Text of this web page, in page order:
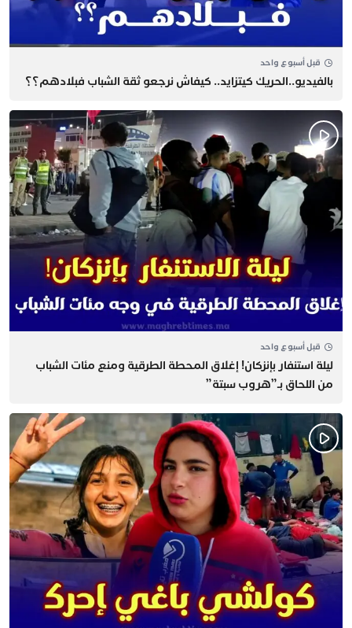
قبل أسبوع واحد
بالفيديو..الحريك كيتزايد.. كيفاش نرجعو ثقة الشباب فبلادهم؟؟
قبل أسبوع واحد
​ليلة استنفار بإنزكان! إغلاق المحطة الطرقية ومنع مئات الشباب
من اللحاق بـ”هروب سبتة”